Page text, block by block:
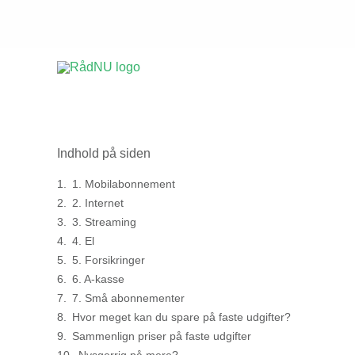
Indhold på siden
1. Mobilabonnement
2. Internet
3. Streaming
4. El
5. Forsikringer
6. A-kasse
7. Små abonnementer
Hvor meget kan du spare på faste udgifter?
Sammenlign priser på faste udgifter